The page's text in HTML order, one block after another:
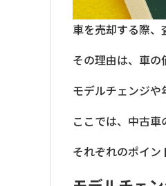
車を売却する際、
その理由は、車の
モデルチェンジや
ここでは、中古車
それぞれのポイン